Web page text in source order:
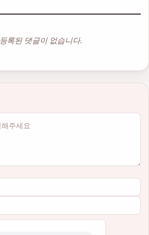
등록된 댓글이 없습니다.